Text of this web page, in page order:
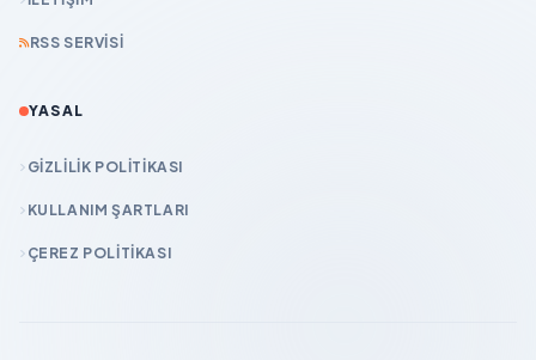
RSS SERVISI
YASAL
GIZLILIK POLITIKASI
KULLANIM ŞARTLARI
ÇEREZ POLITIKASI